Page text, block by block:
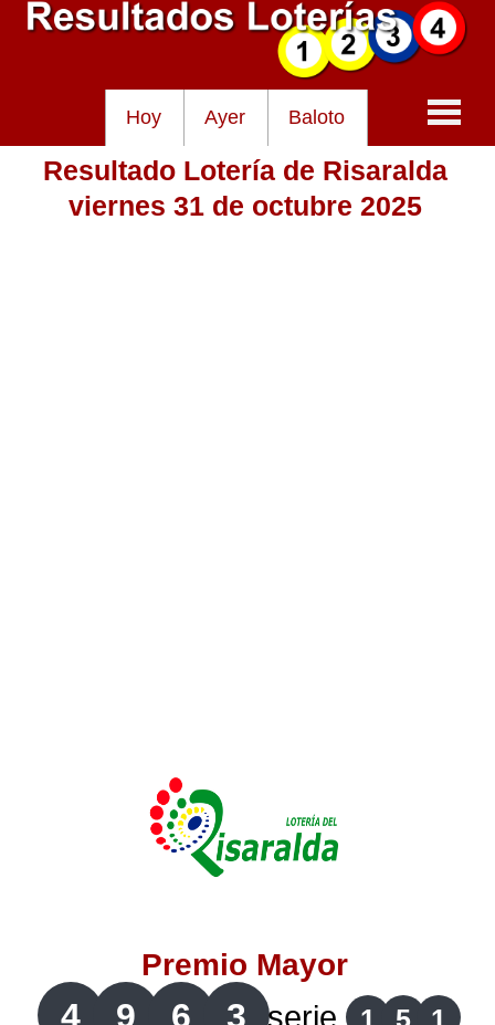
Hoy Ayer Baloto
Baloto
Lotería de Bogotá
Lotería de Risaralda
Lotería de Santander
Resultado Lotería de Risaralda
viernes 31 de octubre 2025
Premio Mayor
4 9 6 3 serie 1 5 1